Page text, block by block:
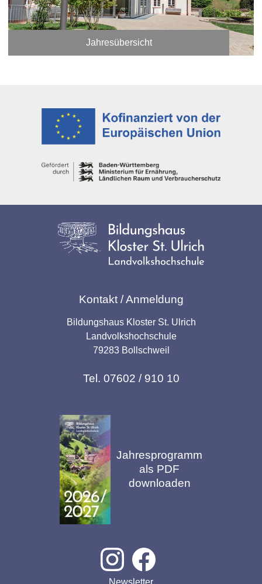
Jahresübersicht
Kontakt / Anmeldung
Bildungshaus Kloster St. Ulrich
Landvolkshochschule
79283 Bollschweil
Tel. 07602 / 910 10
Jahresprogramm
als PDF
downloaden
Newsletter